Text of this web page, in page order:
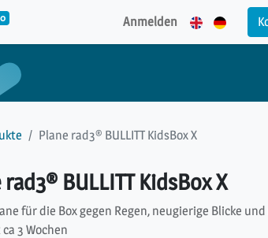
0 Anmelden
Plane rad3® BULLITT KidsBox X
rad3® BULLITT KidsBox X
für die Box gegen Regen, neugierige Blicke
3 Wochen